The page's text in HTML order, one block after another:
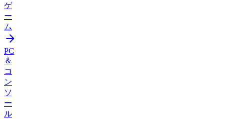
ゲ
ー
ム
PC
＆
コ
ン
ソ
ー
ル